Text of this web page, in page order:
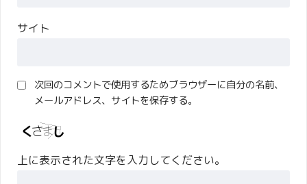
サイト
次回のコメントで使用するためブラウザーに自分の名前、
メールアドレス、サイトを保存する。
上に表示された文字を入力してください。